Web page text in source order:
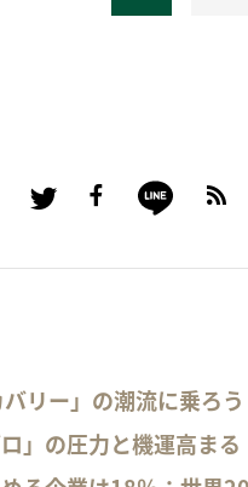
リー」の潮流に乗ろう
」の圧力と機運高まる